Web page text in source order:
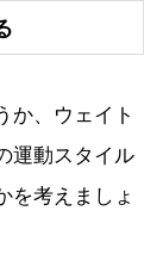
か、ウェイト
運動スタイル
を考えましょ